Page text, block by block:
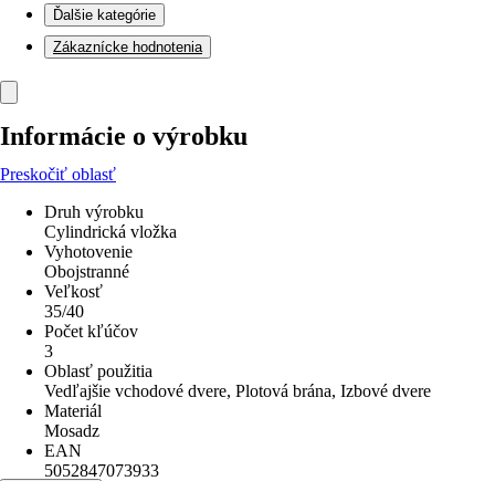
Ďalšie kategórie
Zákaznícke hodnotenia
Informácie o výrobku
Preskočiť oblasť
Druh výrobku
Cylindrická vložka
Vyhotovenie
Obojstranné
Veľkosť
35/40
Počet kľúčov
3
Oblasť použitia
Vedľajšie vchodové dvere, Plotová brána, Izbové dvere
Materiál
Mosadz
EAN
5052847073933